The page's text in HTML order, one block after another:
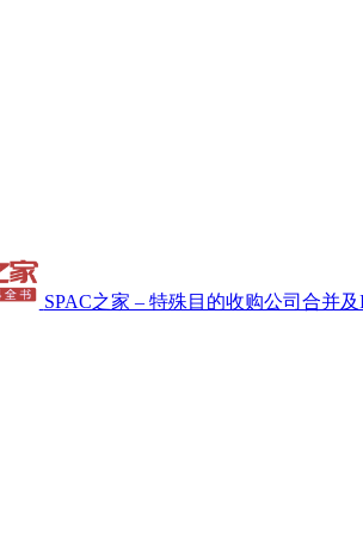
SPAC之家 – 特殊目的收购公司合并